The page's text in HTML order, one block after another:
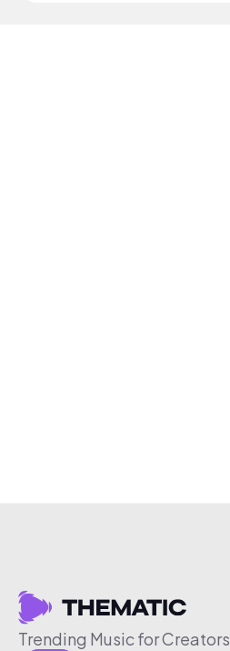
Trending Music for Creators